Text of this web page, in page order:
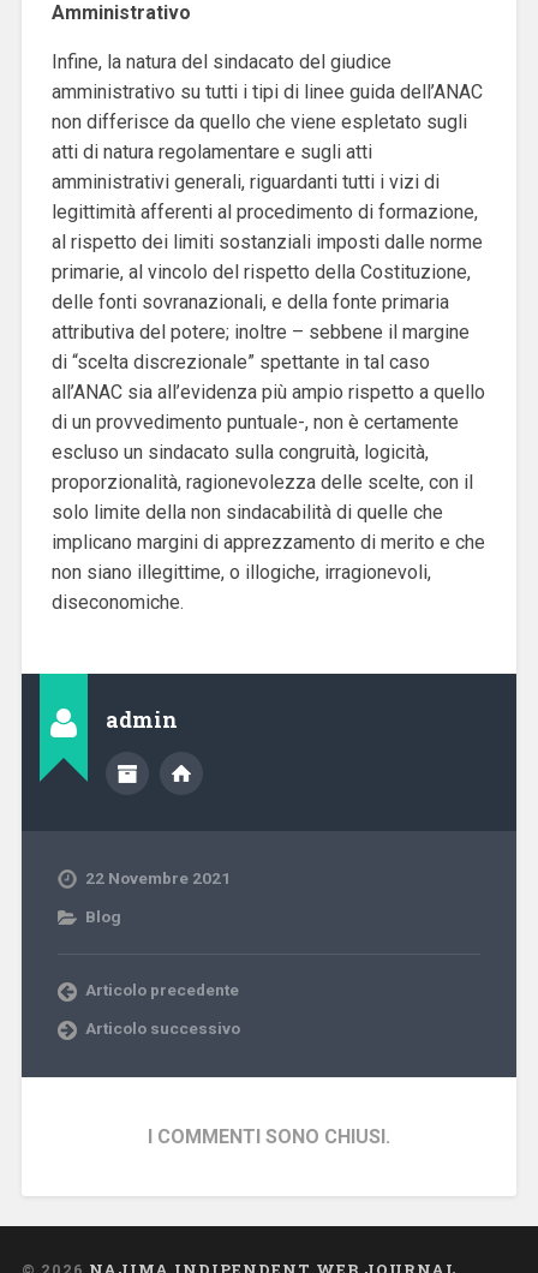
Amministrativo
Infine, la natura del sindacato del giudice
amministrativo su tutti i tipi di linee guida dell’ANAC
non differisce da quello che viene espletato sugli
atti di natura regolamentare e sugli atti
amministrativi generali, riguardanti tutti i vizi di
legittimità afferenti al procedimento di formazione,
al rispetto dei limiti sostanziali imposti dalle norme
primarie, al vincolo del rispetto della Costituzione,
delle fonti sovranazionali, e della fonte primaria
attributiva del potere; inoltre – sebbene il margine
di “scelta discrezionale” spettante in tal caso
all’ANAC sia all’evidenza più ampio rispetto a quello
di un provvedimento puntuale-, non è certamente
escluso un sindacato sulla congruità, logicità,
proporzionalità, ragionevolezza delle scelte, con il
solo limite della non sindacabilità di quelle che
implicano margini di apprezzamento di merito e che
non siano illegittime, o illogiche, irragionevoli,
diseconomiche.
admin
22 Novembre 2021
Blog
Articolo precedente
Articolo successivo
I COMMENTI SONO CHIUSI.
© 2026 NAJIMA INDIPENDENT WEB JOURNAL